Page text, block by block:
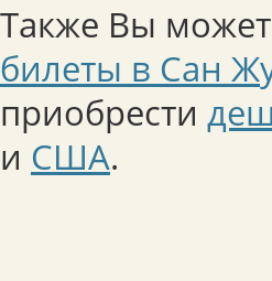
Также Вы
билеты в Сан
приобрести
и США.